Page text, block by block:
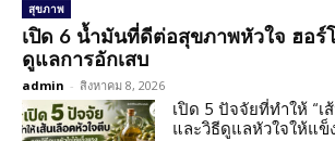
สุขภาพ
เปิด 6 น้ำมันที่ดีต่อสุขภาพหัวใจ ฮอร์
ดูแลการอักเสบ
admin - สิงหาคม 8, 2026
เปิด 5 ปัจจัยที่ทำให้ “เ
และวิธีดูแลหัวใจให้แข็